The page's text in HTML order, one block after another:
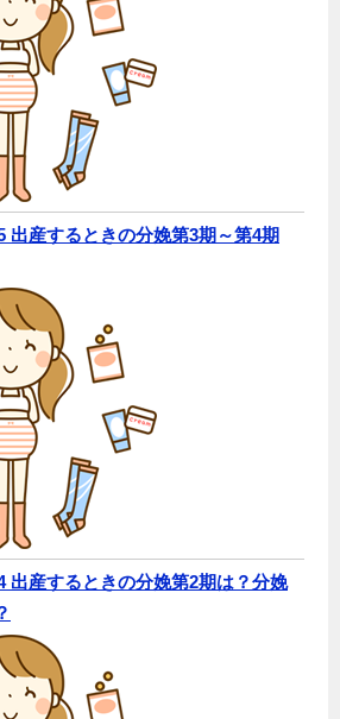
出産するときの分娩第3期～第4期
出産するときの分娩第2期は？分娩